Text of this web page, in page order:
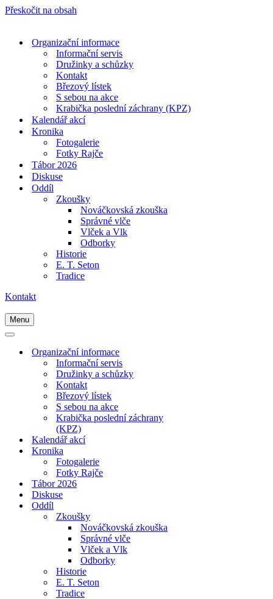
Přeskočit na obsah
Organizační informace
Informační servis
Družinky a schůzky
Kontakt
Březový lístek
S sebou na akce
Krabička poslední záchrany (KPZ)
Kalendář akcí
Kronika
Fotogalerie
Fotky Rajče
Tábor 2026
Diskuse
Oddíl
Zkoušky
Nováčkovská zkouška
Správné vlče
Vlček a Vlk
Odborky
Historie
E. T. Seton
Tradice
Kontakt
Menu
Navigační
Navigační
Organizační informace
Informační servis
Družinky a schůzky
Kontakt
Březový lístek
S sebou na akce
Krabička poslední záchrany
(KPZ)
Kalendář akcí
Kronika
Fotogalerie
Fotky Rajče
Tábor 2026
Diskuse
Oddíl
Zkoušky
Nováčkovská zkouška
Správné vlče
Vlček a Vlk
Odborky
Historie
E. T. Seton
Tradice